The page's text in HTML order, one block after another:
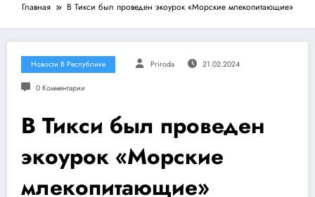
Главная В Тикси был проведен экоурок «Морские млекопитающие»
Новости В Республике Priroda 21.02.2024
0 Комментарии
В Тикси был проведен
экоурок «Морские
млекопитающие»